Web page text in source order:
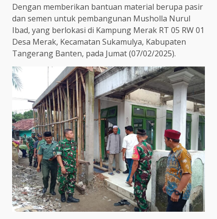
Dengan memberikan bantuan material berupa pasir
dan semen untuk pembangunan Musholla Nurul
Ibad, yang berlokasi di Kampung Merak RT 05 RW 01
Desa Merak, Kecamatan Sukamulya, Kabupaten
Tangerang Banten, pada Jumat (07/02/2025).